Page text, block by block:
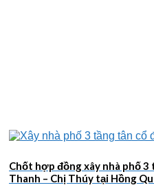
Chốt hợp đồng xây nhà phố 3
Thanh – Chị Thúy tại Hồng